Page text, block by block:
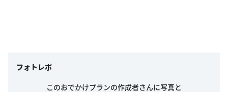
フォトレポ
このおでかけプランの作成者さんに写真と